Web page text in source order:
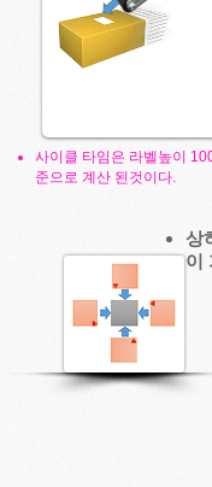
사이클 타임은 라벨높이
준으로 계산 된것이다.
상
이